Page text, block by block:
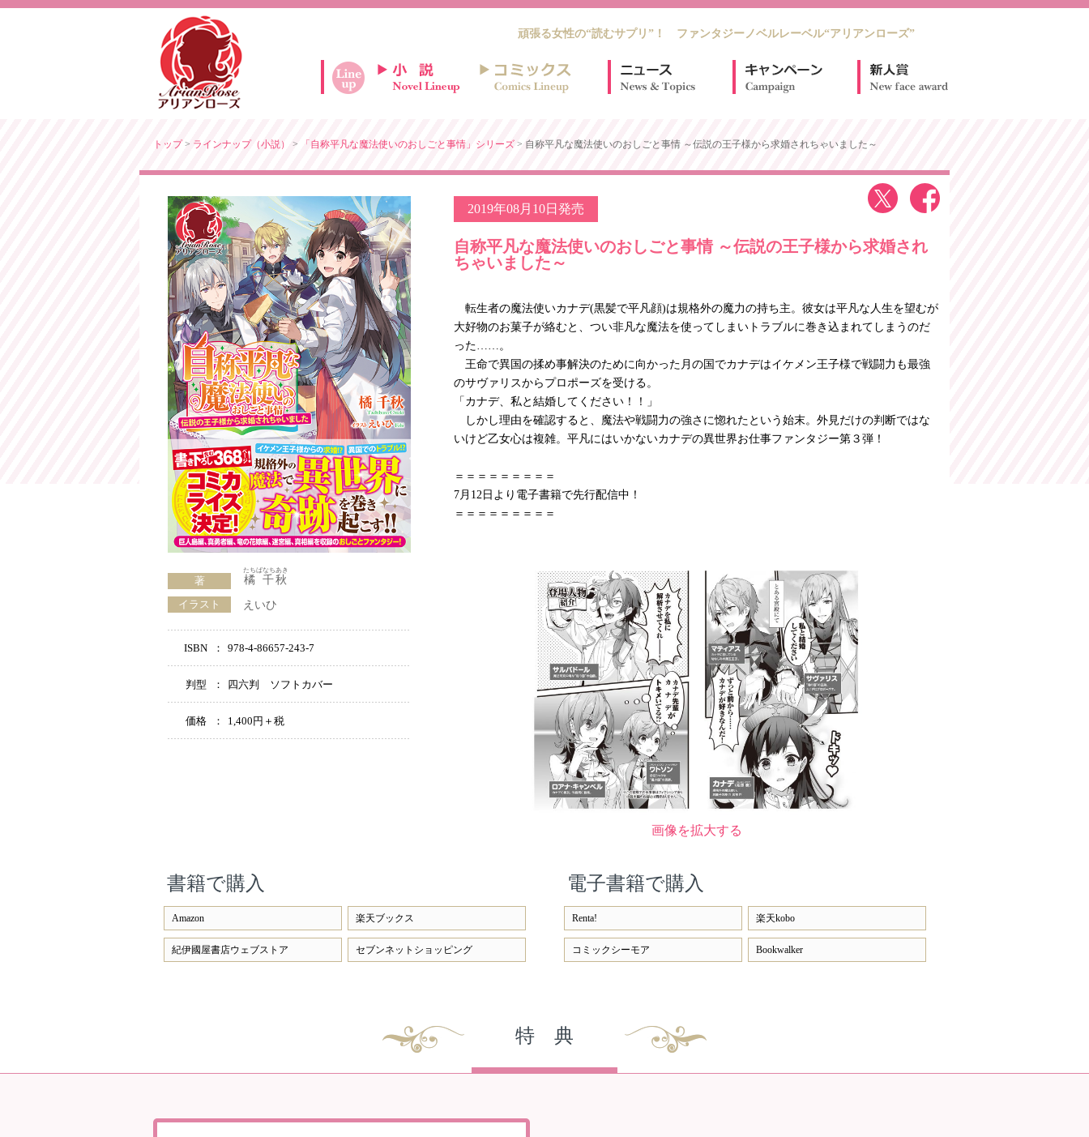
頑張る女性の“読むサプリ”！ ファンタジーノベルレーベル“アリアンローズ”
トップ> ラインナップ（小説） > 「自称平凡な魔法使いのおしごと事情」シリーズ> 自称平凡な魔法使いのおしごと事情 ～伝説の王子様から求婚されちゃいました～
2019年08月10日発売
自称平凡な魔法使いのおしごと事情 ～伝説の王子様から求婚され
ちゃいました～
著 橘 千秋
たちばなちあき
イラスト えいひ
ISBN ： 978-4-86657-243-7
判型 ： 四六判 ソフトカバー
価格 ： 1,400円＋税
転生者の魔法使いカナデ(黒髪で平凡顔)は規格外の魔力の持ち主。彼女は平凡な人生を望むが
大好物のお菓子が絡むと、つい非凡な魔法を使ってしまいトラブルに巻き込まれてしまうのだ
った……。
王命で異国の揉め事解決のために向かった月の国でカナデはイケメン王子様で戦闘力も最強
のサヴァリスからプロポーズを受ける。
「カナデ、私と結婚してください！！」
しかし理由を確認すると、魔法や戦闘力の強さに惚れたという始末。外見だけの判断ではな
いけど乙女心は複雑。平凡にはいかないカナデの異世界お仕事ファンタジー第３弾！
＝＝＝＝＝＝＝＝＝
7月12日より電子書籍で先行配信中！
＝＝＝＝＝＝＝＝＝
画像を拡大する
書籍で購入
Amazon 楽天ブックス
紀伊國屋書店ウェブストア セブンネットショッピング
電子書籍で購入
Renta! 楽天kobo
コミックシーモア Bookwalker
特 典